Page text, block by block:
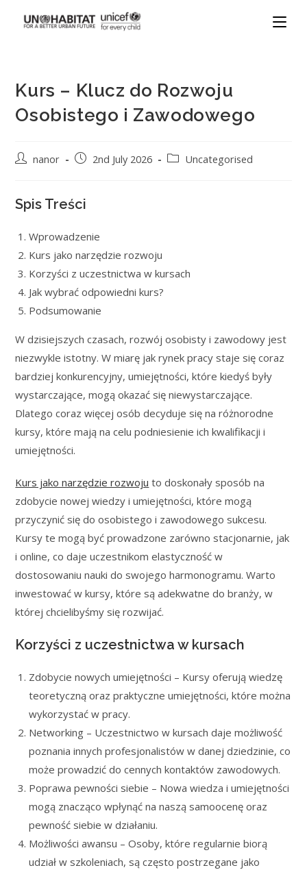
Kurs – Klucz do Rozwoju
Osobistego i Zawodowego
nanor 2nd July 2026 Uncategorised
Spis Treści
Wprowadzenie
Kurs jako narzędzie rozwoju
Korzyści z uczestnictwa w kursach
Jak wybrać odpowiedni kurs?
Podsumowanie
W dzisiejszych czasach, rozwój osobisty i zawodowy jest
niezwykle istotny. W miarę jak rynek pracy staje się coraz
bardziej konkurencyjny, umiejętności, które kiedyś były
wystarczające, mogą okazać się niewystarczające.
Dlatego coraz więcej osób decyduje się na różnorodne
kursy, które mają na celu podniesienie ich kwalifikacji i
umiejętności.
Kurs jako narzędzie rozwoju to doskonały sposób na
zdobycie nowej wiedzy i umiejętności, które mogą
przyczynić się do osobistego i zawodowego sukcesu.
Kursy te mogą być prowadzone zarówno stacjonarnie, jak
i online, co daje uczestnikom elastyczność w
dostosowaniu nauki do swojego harmonogramu. Warto
inwestować w kursy, które są adekwatne do branży, w
której chcielibyśmy się rozwijać.
Korzyści z uczestnictwa w kursach
Zdobycie nowych umiejętności – Kursy oferują wiedzę
teoretyczną oraz praktyczne umiejętności, które można
wykorzystać w pracy.
Networking – Uczestnictwo w kursach daje możliwość
poznania innych profesjonalistów w danej dziedzinie, co
może prowadzić do cennych kontaktów zawodowych.
Poprawa pewności siebie – Nowa wiedza i umiejętności
mogą znacząco wpłynąć na naszą samoocenę oraz
pewność siebie w działaniu.
Możliwości awansu – Osoby, które regularnie biorą
udział w szkoleniach, są często postrzegane jako